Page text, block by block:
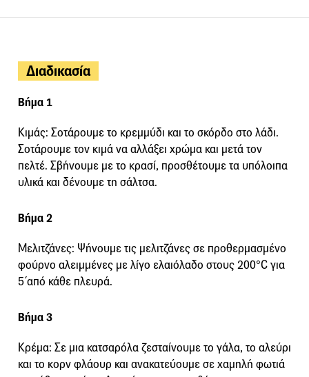
Διαδικασία
Βήμα 1
Κιμάς: Σοτάρουμε το κρεμμύδι και το σκόρδο στο λάδι.
Σοτάρουμε τον κιμά να αλλάξει χρώμα και μετά τον
πελτέ. Σβήνουμε με το κρασί, προσθέτουμε τα υπόλοιπα
υλικά και δένουμε τη σάλτσα.
Βήμα 2
Μελιτζάνες: Ψήνουμε τις μελιτζάνες σε προθερμασμένο
φούρνο αλειμμένες με λίγο ελαιόλαδο στους 200°C για
5΄από κάθε πλευρά.
Βήμα 3
Κρέμα: Σε μια κατσαρόλα ζεσταίνουμε το γάλα, το αλεύρι
και το κορν φλάουρ και ανακατεύουμε σε χαμηλή φωτιά